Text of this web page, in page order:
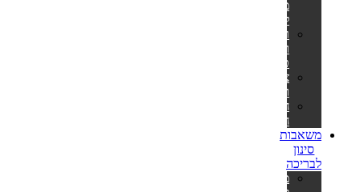
מלח
לבריכה
רשתות
ומוטות
טלסקופיים
צינורות
ומתאמים
חבילות
חומרים
משאבות
סינון
לבריכה
משאבות